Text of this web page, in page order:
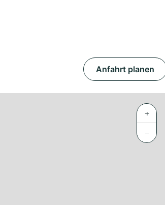
Anfahrt planen
+
−